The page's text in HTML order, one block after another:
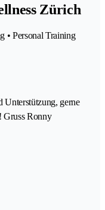
Zürich
• Personal Training
Unterstützung, gerne
Gruss Ronny